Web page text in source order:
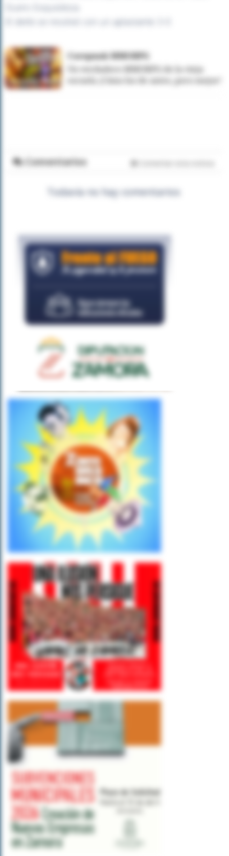
El derbi se resolvió con un aplastante 3-0
Corepunk MMORPG
Un verdadero MMORPG de la vieja
escuela ¡Cómo los de antes, pero mejor!
Comentarios
Todavía no hay comentarios